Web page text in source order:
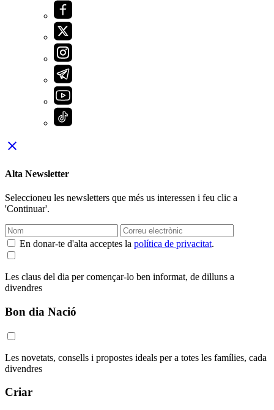
close
Alta Newsletter
Seleccioneu les newsletters que més us interessen i feu clic a
'Continuar'.
En donar-te d'alta acceptes la política de privacitat.
Les claus del dia per començar-lo ben informat, de dilluns a
divendres
Bon dia Nació
Les novetats, consells i propostes ideals per a totes les famílies, cada
divendres
Criar